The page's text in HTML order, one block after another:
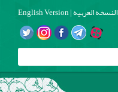
النسخه العربیه|
English Version